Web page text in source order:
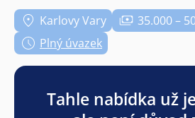
Karlovy Vary
35.000 –
Plný úvazek
Tahle nabídka už